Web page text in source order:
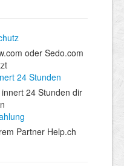
oder Sedo.com
24 Stunden dir
Partner Help.ch